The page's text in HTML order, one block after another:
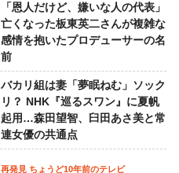
「恩人だけど、嫌いな人の代表」
亡くなった板東英二さんが複雑な
感情を抱いたプロデューサーの名
前
バカリ組は妻「夢眠ねむ」ソック
リ？ NHK『巡るスワン』に夏帆
起用…森田望智、臼田あさ美と常
連女優の共通点
再発見 ちょうど10年前のテレビ